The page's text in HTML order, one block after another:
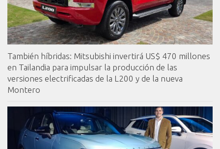
También híbridas: Mitsubishi invertirá US$ 470 millones
en Tailandia para impulsar la producción de las
versiones electrificadas de la L200 y de la nueva
Montero